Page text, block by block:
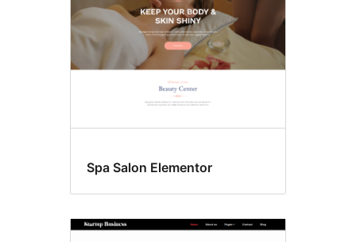
Spa Salon Elementor